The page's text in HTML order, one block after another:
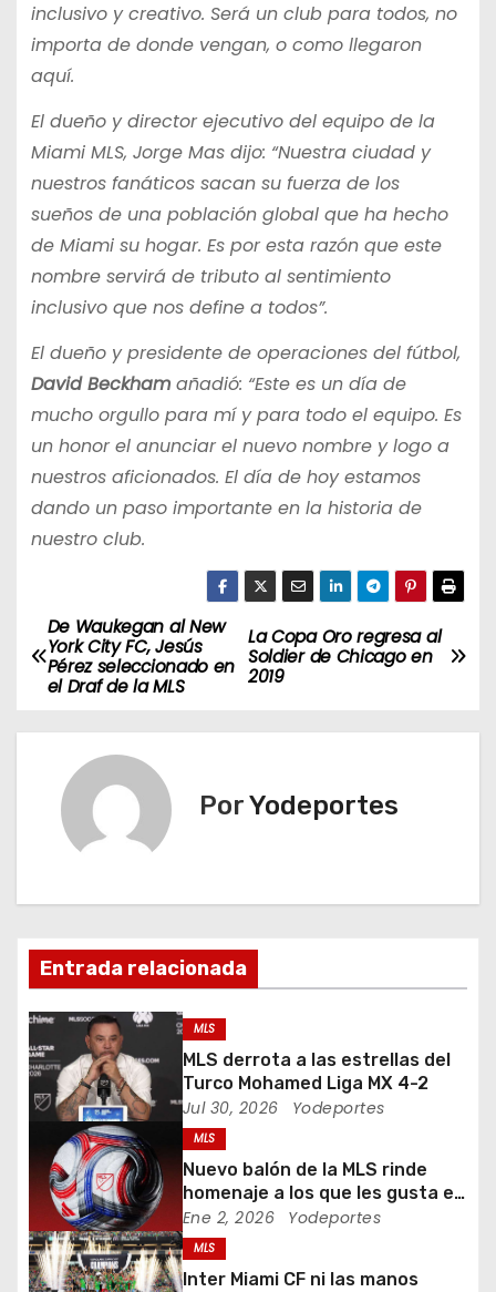
inclusivo y creativo. Será un club para todos, no
importa de donde vengan, o como llegaron
aquí.
El dueño y director ejecutivo del equipo de la
Miami MLS, Jorge Mas dijo: “Nuestra ciudad y
nuestros fanáticos sacan su fuerza de los
sueños de una población global que ha hecho
de Miami su hogar. Es por esta razón que este
nombre servirá de tributo al sentimiento
inclusivo que nos define a todos”.
El dueño y presidente de operaciones del fútbol,
David Beckhamañadió: “Este es un día de
mucho orgullo para mí y para todo el equipo. Es
un honor el anunciar el nuevo nombre y logo a
nuestros aficionados. El día de hoy estamos
dando un paso importante en la historia de
nuestro club.
N
a
v
c
ó
n
d
e
e
n
La Copa Oro regresa al
Soldier de Chicago en
2019
De Waukegan al New
York City FC, Jesús
Pérez seleccionado en
el Draf de la MLS
PorYodeportes
Entrada relacionada
MLS
MLS derrota a las estrellas del
Turco Mohamed Liga MX 4-2
Jul 30, 2026 Yodeportes
MLS
Nuevo balón de la MLS rinde
homenaje a los que les gusta el
fútbol
Ene 2, 2026 Yodeportes
MLS
Inter Miami CF ni las manos